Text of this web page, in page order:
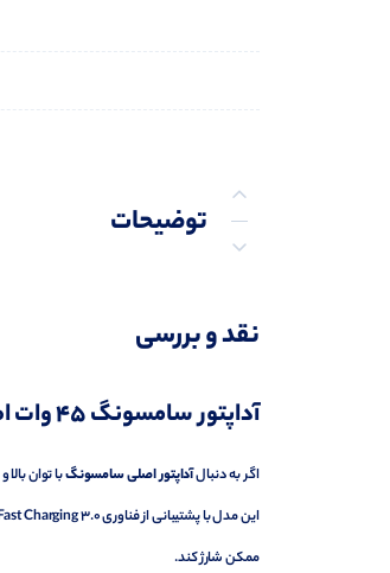
توضیحات
نظرات (0)
پرسش‌ها
نقد و بررسی
آداپتور سامسونگ ۴۵ وات اصلی بدون کابل (Original 45W PD Charger)
اگر به دنبالآداپتور اصلی سامسونگبا توان
ممکن شارژ کند.